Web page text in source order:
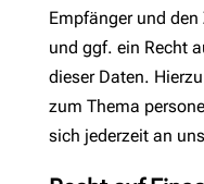
Empfänger und
und ggf. ein Recht
dieser Daten.
zum Thema
sich jederzeit an